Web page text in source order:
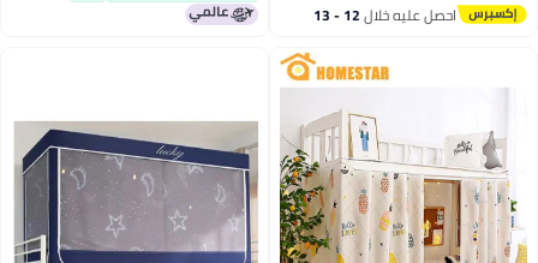
احصل عليه خلال 12 - 13